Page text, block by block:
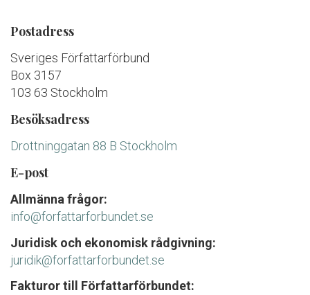
Postadress
Sveriges Författarförbund
Box 3157
103 63 Stockholm
Besöksadress
Drottninggatan 88 B Stockholm
E-post
Allmänna frågor:
info@forfattarforbundet.se
Juridisk och ekonomisk rådgivning:
juridik@forfattarforbundet.se
Fakturor till Författarförbundet: